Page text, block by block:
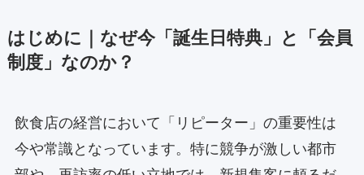
はじめに｜なぜ今「誕生日特典」と「会員
制度」なのか？
飲食店の経営において「リピーター」の重要性は
今や常識となっています。特に競争が激しい都市